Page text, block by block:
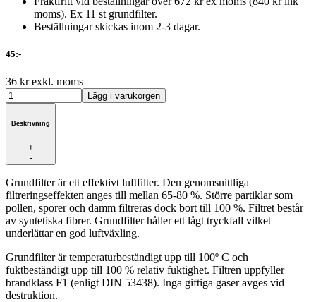
moms). Ex 11 st grundfilter.
Beställningar skickas inom 2-3 dagar.
45:-
36 kr exkl. moms
Beskrivning
+
-
Grundfilter är ett effektivt luftfilter. Den genomsnittliga
filtreringseffekten anges till mellan 65-80 %. Större partiklar som
pollen, sporer och damm filtreras dock bort till 100 %. Filtret består
av syntetiska fibrer. Grundfilter håller ett lågt tryckfall vilket
underlättar en god luftväxling.
Grundfilter är temperaturbeständigt upp till 100º C och
fuktbeständigt upp till 100 % relativ fuktighet. Filtren uppfyller
brandklass F1 (enligt DIN 53438). Inga giftiga gaser avges vid
destruktion.